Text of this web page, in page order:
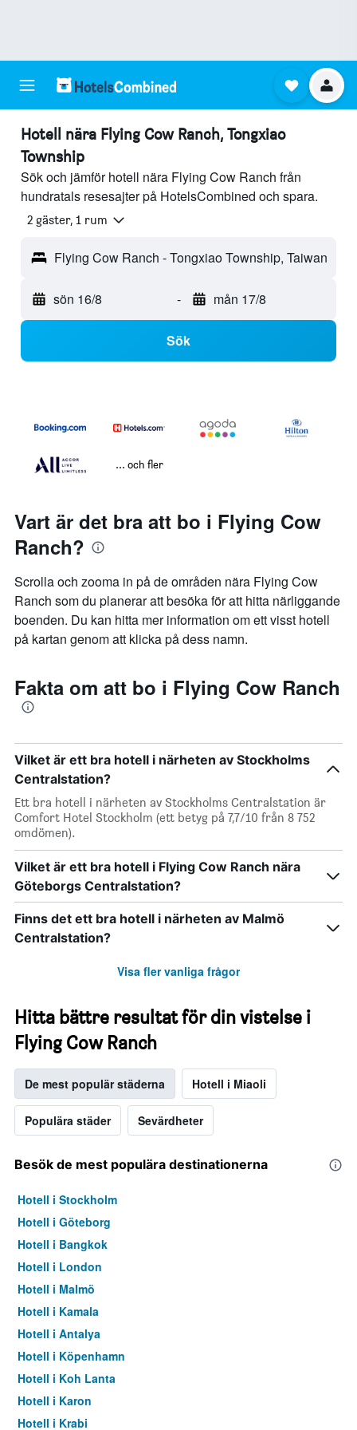
Hotell nära Flying Cow Ranch, Tongxiao
Township
Sök och jämför hotell nära Flying Cow Ranch från
hundratals resesajter på HotelsCombined och spara.
2 gäster, 1 rum
Flying Cow Ranch - Tongxiao Township, Taiwan
sön 16/8 - mån 17/8
Sök
... och fler
Vart är det bra att bo i Flying Cow
Ranch?
Scrolla och zooma in på de områden nära Flying Cow
Ranch som du planerar att besöka för att hitta närliggande
boenden. Du kan hitta mer information om ett visst hotell
på kartan genom att klicka på dess namn.
Fakta om att bo i Flying Cow Ranch
Vilket är ett bra hotell i närheten av Stockholms
Centralstation?
Ett bra hotell i närheten av Stockholms Centralstation är
Comfort Hotel Stockholm (ett betyg på 7,7/10 från 8 752
omdömen).
Vilket är ett bra hotell i Flying Cow Ranch nära
Göteborgs Centralstation?
Finns det ett bra hotell i närheten av Malmö
Centralstation?
Visa fler vanliga frågor
Hitta bättre resultat för din vistelse i
Flying Cow Ranch
De mest populär städerna Hotell i Miaoli
Populära städer Sevärdheter
Besök de mest populära destinationerna
Hotell i Stockholm
Hotell i Göteborg
Hotell i Bangkok
Hotell i London
Hotell i Malmö
Hotell i Kamala
Hotell i Antalya
Hotell i Köpenhamn
Hotell i Koh Lanta
Hotell i Karon
Hotell i Krabi